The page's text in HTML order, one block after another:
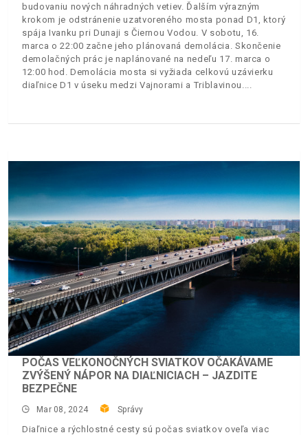
budovaniu nových náhradných vetiev. Ďalším výrazným
krokom je odstránenie uzatvoreného mosta ponad D1, ktorý
spája Ivanku pri Dunaji s Čiernou Vodou. V sobotu, 16.
marca o 22:00 začne jeho plánovaná demolácia. Skončenie
demolačných prác je naplánované na nedeľu 17. marca o
12:00 hod. Demolácia mosta si vyžiada celkovú uzávierku
diaľnice D1 v úseku medzi Vajnorami a Triblavinou.
POČAS VEĽKONOČNÝCH SVIATKOV OČAKÁVAME
ZVÝŠENÝ NÁPOR NA DIAĽNICIACH – JAZDITE
BEZPEČNE
Mar 08, 2024 Správy
Diaľnice a rýchlostné cesty sú počas sviatkov oveľa viac